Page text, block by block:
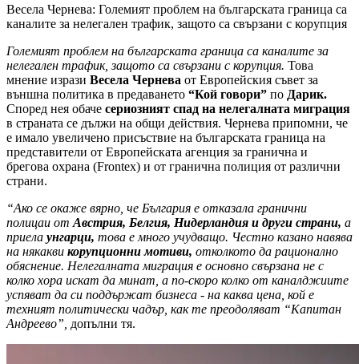
Весела Чернева: Големият проблем на българската граница са
каналите за нелегален трафик, защото са свързани с корупция
Големият проблем на българската граница са каналите за
нелегален трафик, защото са свързани с корупция. Това
мнение изрази Весела Чернева от Европейския съвет за
външна политика в предаването “Кой говори” по Дарик.
Според нея обаче сериозният спад на нелегалната миграция
в страната се дължи на общи действия. Чернева припомни, че
е имало увеличено присъствие на българската граница на
представители от Европейската агенция за гранична и
брегова охрана (Frontex) и от гранична полиция от различни
страни.
“Ако се окаже вярно, че България е отказала гранични
полицаи от Австрия, Белгия, Нидерландия и други страни, а
приела унгарци, това е много учудващо. Честно казано навява
на някакви корупционни мотиви, отколкото да рационално
обяснение. Нелегалната миграция е основно свързана не с
колко хора искат да минат, а по-скоро колко от каналджиите
успяват да си поддържат бизнеса - на каква цена, кой е
техният политически чадър, как те преодоляват “Капитан
Андреево”, допълни тя.